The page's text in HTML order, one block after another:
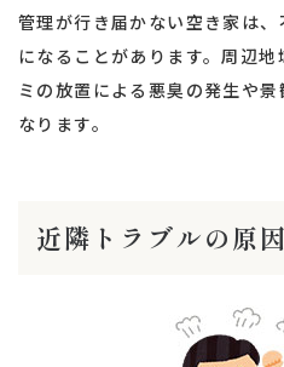
管理が行き届かない空き家は
になることがあります。周辺
ミの放置による悪臭の発生や
なります。
近隣トラブルの原因